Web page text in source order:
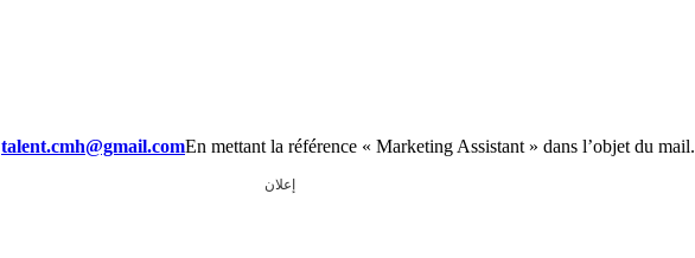
talent.cmh@gmail.comEn mettant la référence « Marketing Assistant » dans l’objet du mail.
إعلان